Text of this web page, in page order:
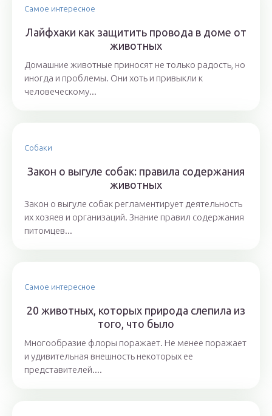
Самое интересное
Лайфхаки как защитить провода в доме от
животных
Домашние животные приносят не только радость, но
иногда и проблемы. Они хоть и привыкли к
человеческому...
Собаки
Закон о выгуле собак: правила содержания
животных
Закон о выгуле собак регламентирует деятельность
их хозяев и организаций. Знание правил содержания
питомцев...
Самое интересное
20 животных, которых природа слепила из
того, что было
Многообразие флоры поражает. Не менее поражает
и удивительная внешность некоторых ее
представителей....